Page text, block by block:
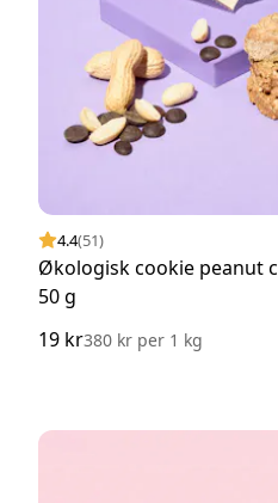
4.4(51)
Økologisk cookie peanut
50 g
19 kr380 kr per 1 kg